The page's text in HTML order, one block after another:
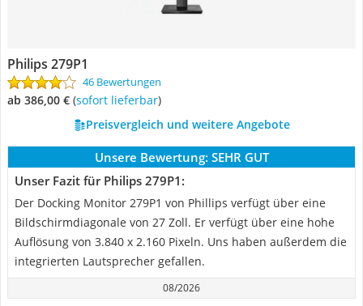
Philips 279P1
46 Bewertungen
ab 386,00 € ( Sofort lieferbar)
Preisvergleich und weitere Angebote
Unsere Bewertung: SEHR GUT
Unser Fazit für Philips 279P1:
Der Docking Monitor 279P1 von Phillips verfügt über eine
Bildschirmdiagonale von 27 Zoll. Er verfügt über eine hohe
Auflösung von 3.840 x 2.160 Pixeln. Uns haben außerdem die
integrierten Lautsprecher gefallen.
08/2026